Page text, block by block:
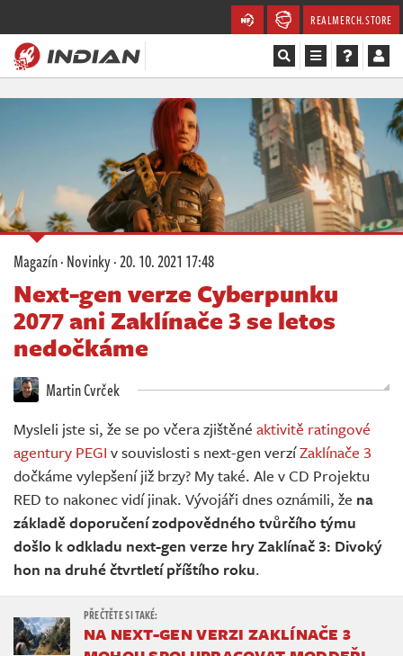
REALMERCH.STORE
Videa
Soutěže
Databáze
Komunita
Živě
Magazín·Novinky·20. 10. 2021 17:48
Next-gen verze Cyberpunku
2077 ani Zaklínače 3 se letos
nedočkáme
Martin Cvrček
Mysleli jste si, že se po včera zjištěné aktivitě ratingové
agentury PEGI v souvislosti s next-gen verzíZaklínače 3
dočkáme vylepšení již brzy? My také. Ale v CD Projektu
RED to nakonec vidí jinak. Vývojáři dnes oznámili, že na
základě doporučení zodpovědného tvůrčího týmu
došlo k odkladu next-gen verze hry Zaklínač 3: Divoký
hon na druhé čtvrtletí příštího roku.
NA NEXT-GEN VERZI ZAKLÍNAČE 3